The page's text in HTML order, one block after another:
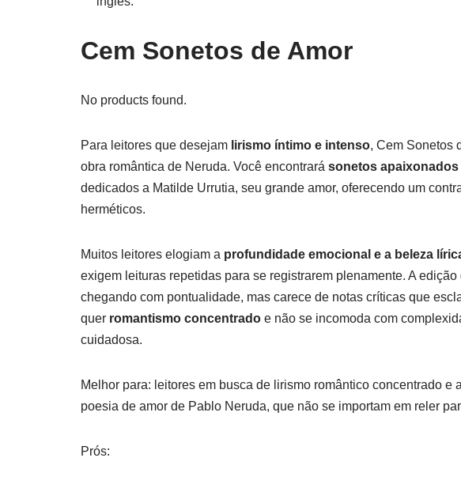
Cem Sonetos de Amor
No products found.
Para leitores que desejam lirismo íntimo e intenso, Cem Sonetos
obra romântica de Neruda. Você encontrará sonetos
dedicados a Matilde Urrutia, seu grande amor, oferecendo um
herméticos.
Muitos leitores elogiam a profundidade emocional e a beleza
exigem leituras repetidas para se registrarem plenamente. A
chegando com pontualidade, mas carece de notas críticas que
quer romantismo concentrado e não se incomoda com
cuidadosa.
Melhor para: leitores em busca de lirismo romântico concentrado
poesia de amor de Pablo Neruda, que não se importam em reler
Prós: